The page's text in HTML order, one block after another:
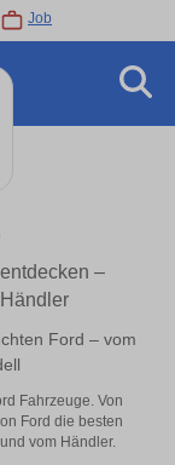
Job
–
Ford – vom
Fahrzeuge. Von
Ford die besten
vom Händler.